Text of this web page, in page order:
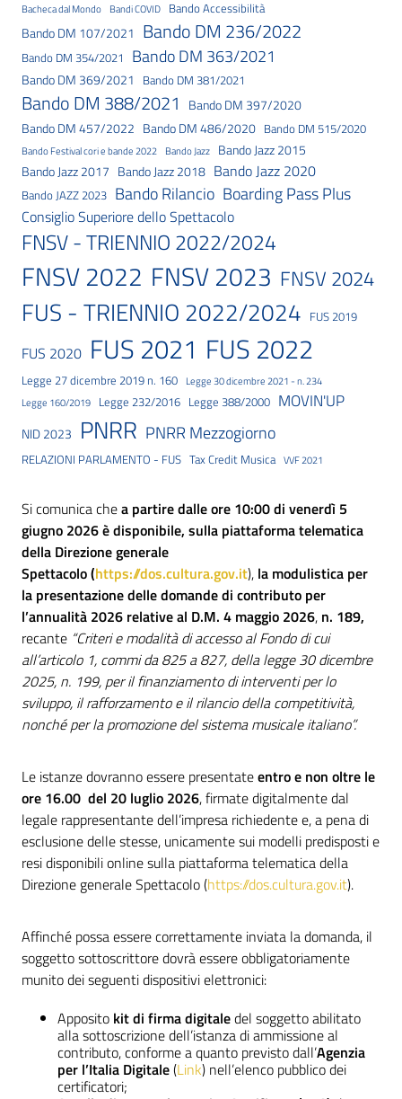
Bacheca dal Mondo Bandi COVID Bando Accessibilità
Bando DM 107/2021 Bando DM 236/2022
Bando DM 354/2021 Bando DM 363/2021
Bando DM 369/2021 Bando DM 381/2021
Bando DM 388/2021 Bando DM 397/2020
Bando DM 457/2022 Bando DM 486/2020 Bando DM 515/2020
Bando Festival cori e bande 2022 Bando Jazz
Bando Jazz 2015
Bando Jazz 2017 Bando Jazz 2018 Bando Jazz 2020
Bando JAZZ 2023 Bando Rilancio Boarding Pass Plus
Consiglio Superiore dello Spettacolo
FNSV - TRIENNIO 2022/2024
FNSV 2022 FNSV 2023 FNSV 2024
FUS - TRIENNIO 2022/2024 FUS 2019
FUS 2020 FUS 2021 FUS 2022
Legge 27 dicembre 2019 n. 160
Legge 30 dicembre 2021 - n. 234
Legge 160/2019
Legge 232/2016 Legge 388/2000 MOVIN'UP
NID 2023 PNRR PNRR Mezzogiorno
RELAZIONI PARLAMENTO - FUS Tax Credit Musica VVF 2021
Si comunica chea partire dalle ore 10:00 di venerdì 5
giugno 2026 è disponibile, sulla piattaforma telematica
della Direzione generale
Spettacolo (https://dos.cultura.gov.it), la modulistica per
la presentazione delle domande di contributo per
l’annualità 2026 relative al D.M. 4 maggio 2026, n. 189,
recante “Criteri e modalità di accesso al Fondo di cui
all’articolo 1, commi da 825 a 827, della legge 30 dicembre
2025, n. 199, per il finanziamento di interventi per lo
sviluppo, il rafforzamento e il rilancio della competitività,
nonché per la promozione del sistema musicale italiano”.
Le istanze dovranno essere presentateentro e non oltre le
ore 16.00 del 20 luglio 2026, firmate digitalmente dal
legale rappresentante dell’impresa richiedente e, a pena di
esclusione delle stesse, unicamente sui modelli predisposti e
resi disponibili online sulla piattaforma telematica della
Direzione generale Spettacolo (https://dos.cultura.gov.it).
Affinché possa essere correttamente inviata la domanda, il
soggetto sottoscrittore dovrà essere obbligatoriamente
munito dei seguenti dispositivi elettronici:
Apposito kit di firma digitaledel soggetto abilitato
alla sottoscrizione dell’istanza di ammissione al
contributo, conforme a quanto previsto dall’Agenzia
per l’Italia Digitale(Link) nell’elenco pubblico dei
certificatori;